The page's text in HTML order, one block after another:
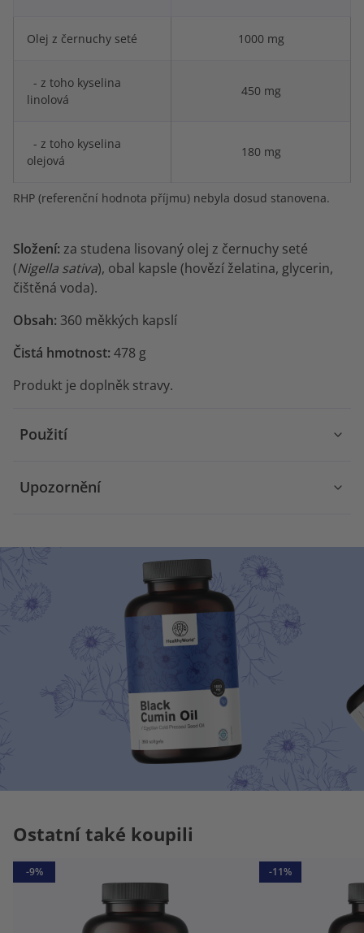
Olej z černuchy seté 1000 mg
- z toho kyselina
linolová
450 mg
- z toho kyselina
olejová
180 mg
RHP (referenční hodnota příjmu) nebyla dosud stanovena.
Složení: za studena lisovaný olej z černuchy seté
(Nigella sativa), obal kapsle (hovězí želatina, glycerin,
čištěná voda).
Obsah: 360 měkkých kapslí
Čistá hmotnost: 478 g
Produkt je doplněk stravy.
Použití
Upozornění
Ostatní také koupili
-9% -11%